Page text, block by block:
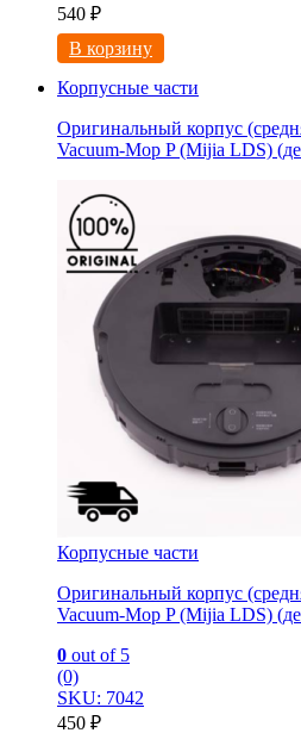
540 ₽
В корзину
Корпусные части
Оригинальный корпус
Vacuum-Mop P (Mijia LDS)
Корпусные части
Оригинальный корпус
Vacuum-Mop P (Mijia LDS)
0 out of 5
(0)
SKU: 7042
450 ₽